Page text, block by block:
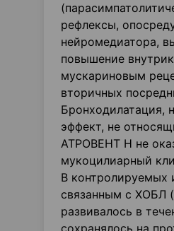
рефлексы,
нейромедиатора,
повышение
мускариновым
вторичных
Бронходилатация,
эффект, не
АТРОВЕНТ Н не
мукоцилиарный
В контролируемых
связанным с ХОБЛ
развивалось в
сохранялось на